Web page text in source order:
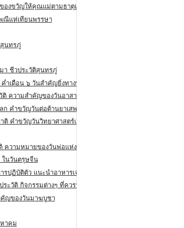
งขวัญให้คุณแม่ตามธาตุเกิด
ณีแห่เทียนพรรษา
นทรภู่
า ชีวประวัติสุนทรภู่
เดือน ๖ วันสำคัญยิ่งทางพระพุทธศาสนา
ความสําคัญของวันอาสาฬหบูชา
ก คำขวัญวันต่อต้านยาเสพติดสากล
ติ คำขวัญวันวิทยาศาสตร์แห่งชาติ
ความหมายของวันพ่อแห่งชาติ
ในวันตรุษจีน
รปฏิบัติตัว แนะนำอาหารเจ
ะวัติ กิจกรรมต่างๆ ที่ควรปฏิบัติ
ญของวันมาฆบูชา
าคม